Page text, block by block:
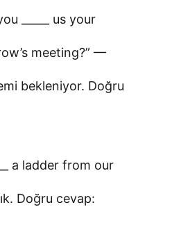
_____ us your
meeting?” —
bekleniyor. Doğru
a ladder from our
Doğru cevap: